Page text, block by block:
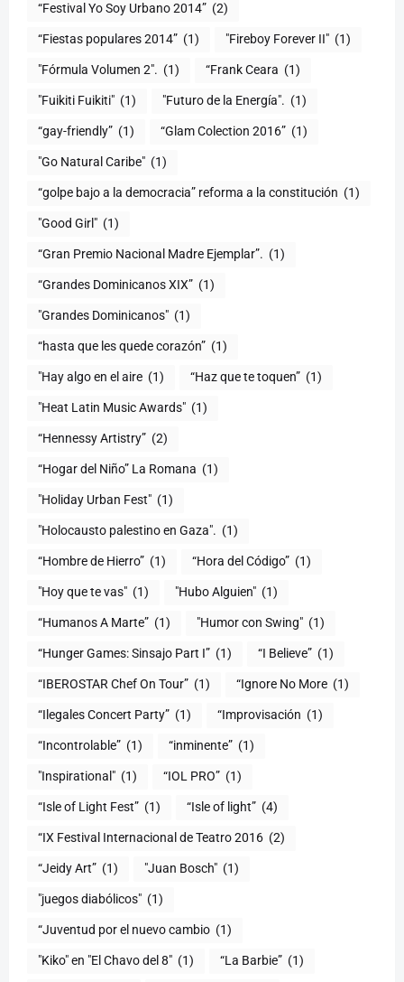
“Festival Yo Soy Urbano 2014” (2)
“Fiestas populares 2014” (1) "Fireboy Forever II" (1)
"Fórmula Volumen 2". (1) “Frank Ceara (1)
"Fuikiti Fuikiti" (1) "Futuro de la Energía". (1)
“gay-friendly” (1) “Glam Colection 2016” (1)
"Go Natural Caribe" (1)
“golpe bajo a la democracia” reforma a la constitución (1)
"Good Girl" (1)
“Gran Premio Nacional Madre Ejemplar”. (1)
“Grandes Dominicanos XIX” (1)
"Grandes Dominicanos" (1)
(1)
"Hay algo en el aire (1) “Haz que te toquen” (1)
"Heat Latin Music Awards" (1)
“Hennessy Artistry” (2)
“Hogar del Niño” La Romana (1)
(1)
"Holocausto palestino en Gaza". (1)
“Hombre de Hierro” (1) (1)
"Hoy que te vas" (1) "Hubo Alguien" (1)
“Humanos A Marte” (1) "Humor con Swing" (1)
(1) “I Believe” (1)
“IBEROSTAR Chef On Tour” (1) “Ignore No More (1)
“Ilegales Concert Party” (1) “Improvisación (1)
“Incontrolable” (1) “inminente” (1)
"Inspirational" (1) “IOL PRO” (1)
“Isle of Light Fest” (1) “Isle of light” (4)
“IX Festival Internacional de Teatro 2016 (2)
“Jeidy Art” (1) "Juan Bosch" (1)
"juegos diabólicos" (1)
“Juventud por el nuevo cambio (1)
"Kiko" en "El Chavo del 8" (1) “La Barbie” (1)